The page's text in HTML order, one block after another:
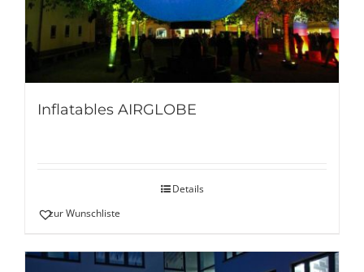
Inflatables AIRGLOBE
Details
zur Wunschliste